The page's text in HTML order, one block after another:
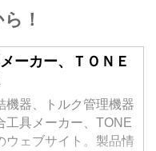
！
ーカー、ＴＯＮＥ
機器、トルク管理機器
工具メーカー、TONE
ウェブサイト。製品情